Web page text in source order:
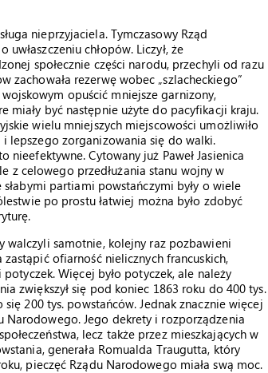
nieprzyjaciela. Tymczasowy Rząd
chłopów. Liczył, że
społecznie części narodu, przechyli od razu
zachowała rezerwę wobec „szlacheckiego”
opuścić mniejsze garnizony,
miały być następnie użyte do pacyfikacji kraju.
wielu mniejszych miejscowości umożliwiło
lepszego zorganizowania się do walki.
nieefektywne. Cytowany już Paweł Jasienica
z celowego przedłużania stanu wojny w
partiami powstańczymi były o wiele
po prostu łatwiej można było zdobyć
walczyli samotnie, kolejny raz pozbawieni
ofiarność nielicznych francuskich,
Więcej było potyczek, ale należy
zwiększył się pod koniec 1863 roku do 400 tys.
200 tys. powstańców. Jednak znacznie więcej
Narodowego. Jego dekrety i rozporządzenia
lecz także przez mieszkających w
generała Romualda Traugutta, który
pieczęć Rządu Narodowego miała swą moc.